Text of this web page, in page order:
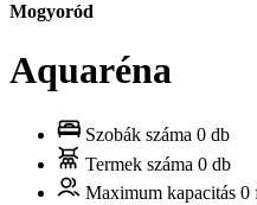
Mogyoród
Aquaréna
Szobák száma 0 db
Termek száma 0 db
Maximum kapacitás 0